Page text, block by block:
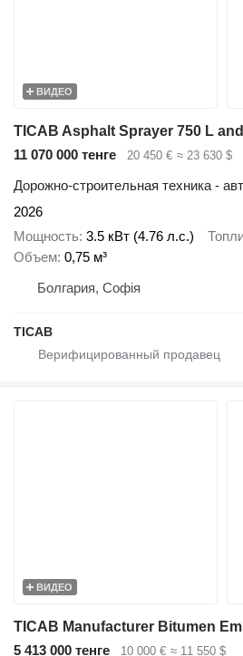
ВИДЕО
11 070 000 тенге 20 450 € ≈ 23 630 $
Дорожно-строительная техника -
2026
Мощность 3.5 кВт (4.76 л.с.)
Объем 0,75 м³
Болгария, Софія
ТІСАВ
ВИДЕО
5 413 000 тенге 10 000 € ≈ 11 550 $